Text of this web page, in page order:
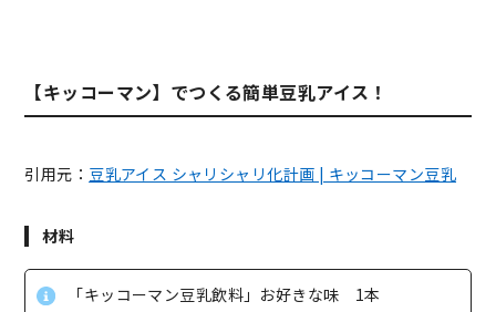
【キッコーマン】でつくる簡単豆乳アイス！
引用元： 豆乳アイス シャリシャリ化計画 | キッコーマン豆乳
材料
「キッコーマン豆乳飲料」お好きな味 1本